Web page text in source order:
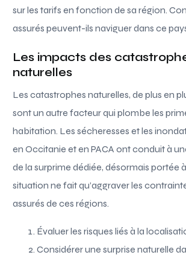
sur les tarifs en fonction de sa région.
assurés peuvent-ils naviguer dans ce
Les impacts des
naturelles
Les catastrophes naturelles, de plus en
sont un autre facteur qui plombe les
habitation. Les sécheresses et les
en Occitanie et en PACA ont conduit à
de la surprime dédiée, désormais portée
situation ne fait qu’aggraver les
assurés de ces régions.
Évaluer les risques liés à la
Considérer une surprise naturelle